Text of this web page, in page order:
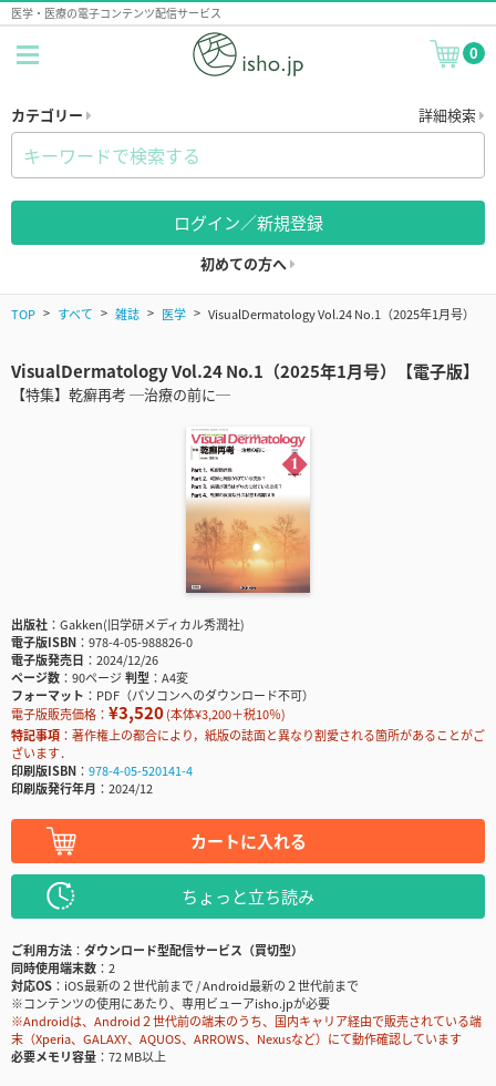
医学・医療の電子コンテンツ配信サービス
0
カテゴリー 詳細検索
ログイン／新規登録
初めての方へ
TOP すべて 雑誌 医学 VisualDermatology Vol.24 No.1（2025年1月号）
VisualDermatology Vol.24 No.1（2025年1月号）【電子版】
【特集】乾癬再考 ─治療の前に─
出版社
Gakken(旧学研メディカル秀潤社)
電子版ISBN
978-4-05-988826-0
電子版発売日
2024/12/26
ページ数
90ページ判型
A4変
フォーマット
PDF（パソコンへのダウンロード不可）
電子版販売価格： ¥3,520(本体¥3,200＋税10％)
特記事項
著作権上の都合により，紙版の誌面と異なり割愛される箇所があることがご
ざいます．
印刷版ISBN
978-4-05-520141-4
印刷版発行年月
2024/12
カートに入れる
ちょっと立ち読み
ご利用方法
ダウンロード型配信サービス（買切型）
同時使用端末数
2
対応OS
iOS最新の２世代前まで / Android最新の２世代前まで
※コンテンツの使用にあたり、専用ビューアisho.jpが必要
※Androidは、Android２世代前の端末のうち、国内キャリア経由で販売されている端
末（Xperia、GALAXY、AQUOS、ARROWS、Nexusなど）にて動作確認しています
必要メモリ容量
72 MB以上